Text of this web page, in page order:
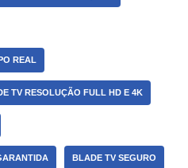
REAL
TV RESOLUÇÃO FULL HD E 4K
BLADE TV SEGURO